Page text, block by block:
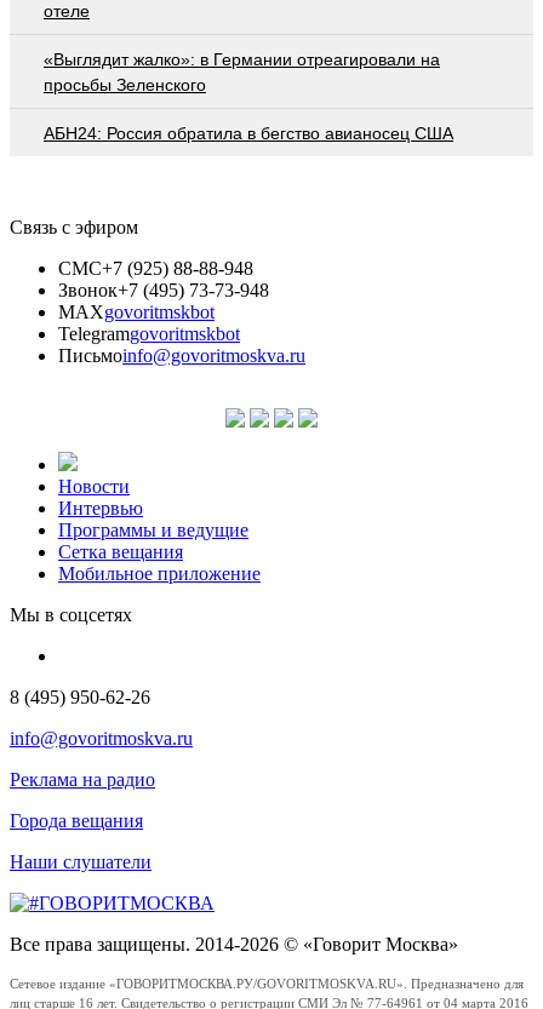
отеле
«Выглядит жалко»: в Германии отреагировали на
просьбы Зеленского
АБН24: Россия обратила в бегство авианосец США
Связь с эфиром
СМС+7 (925) 88-88-948
Звонок+7 (495) 73-73-948
MAXgovoritmskbot
Telegramgovoritmskbot
Письмоinfo@govoritmoskva.ru
Новости
Интервью
Программы и ведущие
Сетка вещания
Мобильное приложение
Мы в соцсетях
8 (495) 950-62-26
info@govoritmoskva.ru
Реклама на радио
Города вещания
Наши слушатели
Все права защищены. 2014-2026 © «Говорит Москва»
Сетевое издание «ГОВОРИТМОСКВА.РУ/GOVORITMOSKVA.RU». Предназначено для
лиц старше 16 лет. Свидетельство о регистрации СМИ Эл № 77-64961 от 04 марта 2016